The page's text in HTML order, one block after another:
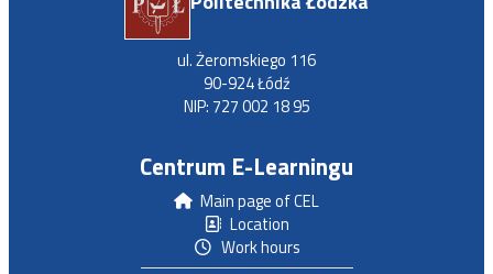
ul. Żeromskiego 116
90-924 Łódź
NIP: 727 002 18 95
Centrum E-Learningu
Main page of CEL
Location
Work hours